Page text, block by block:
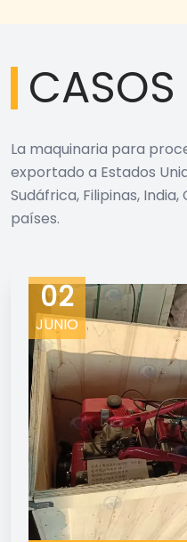
CASOS
La maquinaria para
exportado a Estados
Sudáfrica, Filipinas,
países.
02
JUNIO